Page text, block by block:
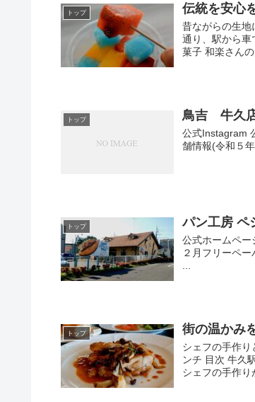
トップ 伝統を安心
昔ながらの生地
通り、駅から車
菓子 和楽さんの
トップ 鳥吉 牛久
公式Instagram
舗情報(令和５
トップ パン工房 ペ
公式ホームペ
２月フリーペ
トップ 街の温かみ
シェフの手作
ンチ 目次 牛久
シェフの手作り